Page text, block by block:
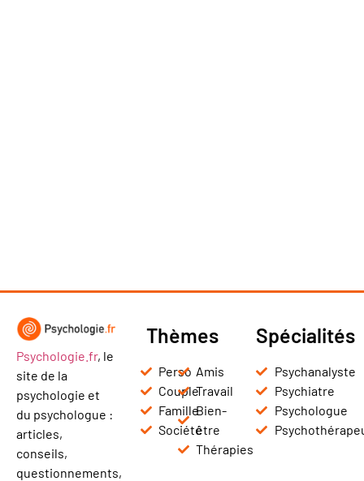
Psychologie.fr, le
site de la
psychologie et
du psychologue :
articles,
conseils,
questionnements,
Thèmes
Perso
Couple
Famille
Société
Amis
Travail
Bien-
être
Thérapies
Spécialités
Psychanalyste
Psychiatre
Psychologue